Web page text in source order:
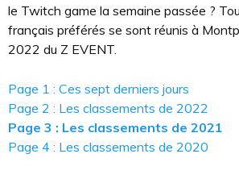
le Twitch game la semaine passée ?
français préférés se sont réunis à
2022 du Z EVENT.
Page 1 : Ces sept derniers jours
Page 2 : Les classements de 2022
Page 3 : Les classements de 2021
Page 4 : Les classements de 2020